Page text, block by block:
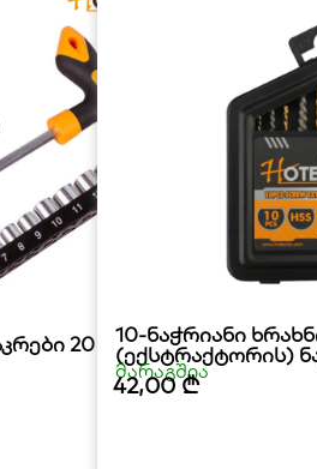
20 ც
10-ნაჭრიანი
(ექსტრაქტორის)
მარაგშია
42,00₾